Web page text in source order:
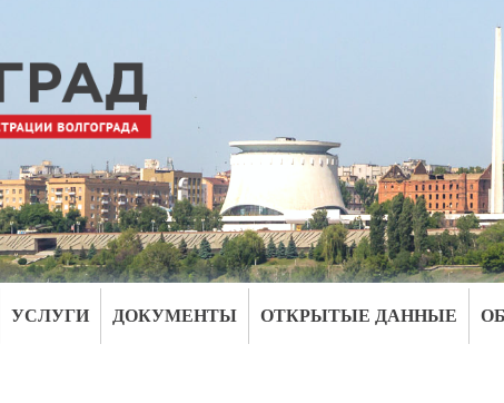
УСЛУГИ ДОКУМЕНТЫ ОТКРЫТЫЕ ДАННЫЕ